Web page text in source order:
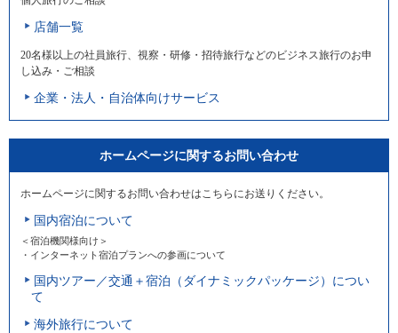
店舗一覧
20名様以上の社員旅行、視察・研修・招待旅行などのビジネス旅行のお申
し込み・ご相談
企業・法人・自治体向けサービス
ホームページに関するお問い合わせ
ホームページに関するお問い合わせはこちらにお送りください。
国内宿泊について
＜宿泊機関様向け＞
・インターネット宿泊プランへの参画について
国内ツアー／交通＋宿泊（ダイナミックパッケージ）につい
て
海外旅行について